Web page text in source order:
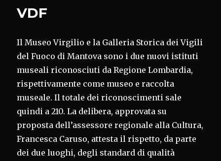
VDF
Il Museo Virgilio e la Galleria Storica dei Vigili
del Fuoco di Mantova sono i due nuovi istituti
museali riconosciuti da Regione Lombardia,
rispettivamente come museo e raccolta
museale. Il totale dei riconoscimenti sale
quindi a 210. La delibera, approvata su
proposta dell’assessore regionale alla Cultura,
Francesca Caruso, attesta il rispetto, da parte
dei due luoghi, degli standard di qualità